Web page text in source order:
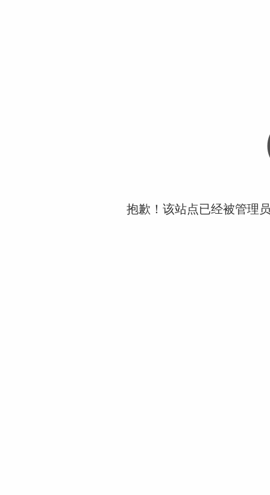
抱歉！该站点已经被管理